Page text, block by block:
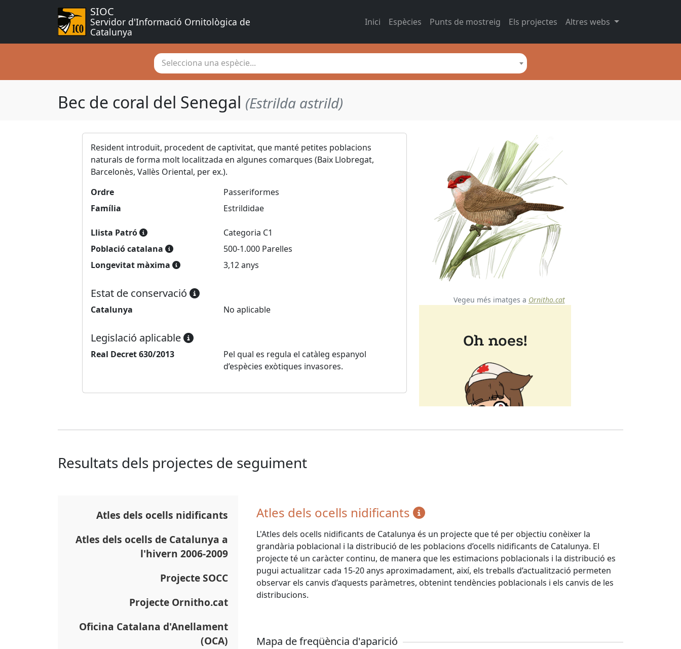
SIOC
Servidor d'Informació Ornitològica de
Catalunya
Inici Espècies Punts de mostreig Els projectes Altres webs
Selecciona una espècie...
Bec de coral del Senegal (Estrilda astrild)
Resident introduït, procedent de captivitat, que manté petites poblacions
naturals de forma molt localitzada en algunes comarques (Baix Llobregat,
Barcelonès, Vallès Oriental, per ex.).
Ordre
Passeriformes
Família
Estrildidae
Llista Patró
Categoria C1
Població catalana
500-1.000 Parelles
Longevitat màxima
3,12 anys
Estat de conservació
Catalunya No aplicable
Legislació aplicable
Real Decret 630/2013
Pel qual es regula el catàleg espanyol
d’espècies exòtiques invasores.
Vegeu més imatges a Ornitho.cat
Resultats dels projectes de seguiment
Atles dels ocells nidificants
Atles dels ocells de Catalunya a
l'hivern 2006-2009
Projecte SOCC
Projecte Ornitho.cat
Oficina Catalana d'Anellament
(OCA)
Atles dels ocells nidificants
L'Atles dels ocells nidificants de Catalunya és un projecte que té per objectiu conèixer la
grandària poblacional i la distribució de les poblacions d’ocells nidificants de Catalunya. El
projecte té un caràcter continu, de manera que les estimacions poblacionals i la distribució es
pugui actualitzar cada 15-20 anys aproximadament, així, els treballs d’actualització permeten
observar els canvis d’aquests paràmetres, obtenint tendències poblacionals i els canvis de les
distribucions.
Mapa de freqüència d'aparició